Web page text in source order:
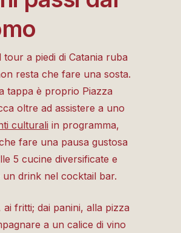
tour a piedi di Catania ruba
resta che fare una sosta.
tappa è proprio Piazza
oltre ad assistere a uno
culturali in programma,
fare una pausa gustosa
5 cucine diversificate e
un drink nel cocktail bar.
ai fritti; dai panini, alla pizza
a un calice di vino